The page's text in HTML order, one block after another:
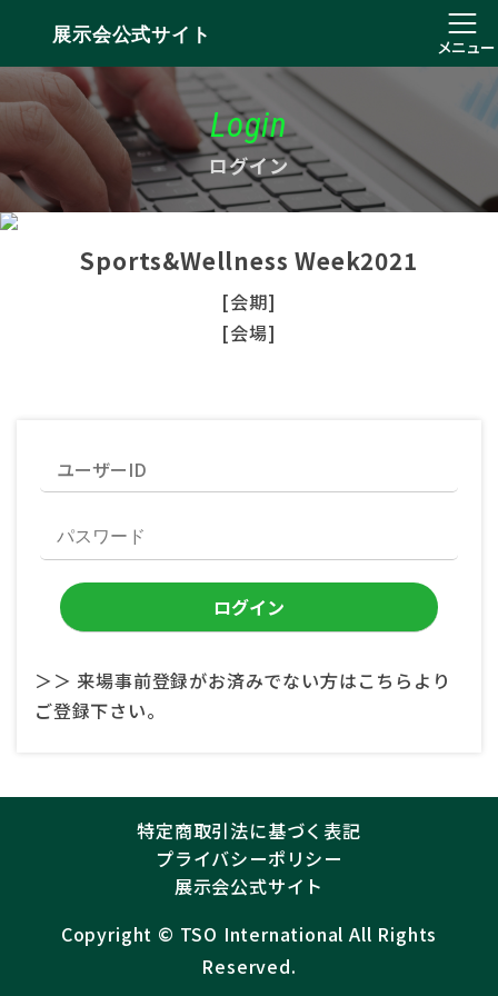
展示会公式サイト
メニュー
Login
ログイン
Sports&Wellness Week2021
[会期]
[会場]
＞＞ 来場事前登録がお済みでない方はこちらより
ご登録下さい。
特定商取引法に基づく表記
プライバシーポリシー
展示会公式サイト
Copyright ©︎ TSO International All Rights
Reserved.